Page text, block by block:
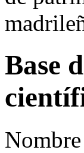
Base
Nombre